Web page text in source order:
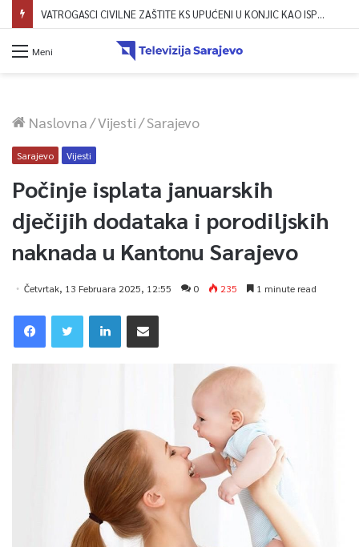
VATROGASCI CIVILNE ZAŠTITE KS UPUĆENI U KONJIC KAO ISPOMOĆ U GAŠENJU POŽARA
Meni
Naslovna/Vijesti/Sarajevo
Sarajevo Vijesti
Počinje isplata januarskih
dječijih dodataka i porodiljskih
naknada u Kantonu Sarajevo
Četvrtak, 13 Februara 2025, 12:55 0 235 1 minute read